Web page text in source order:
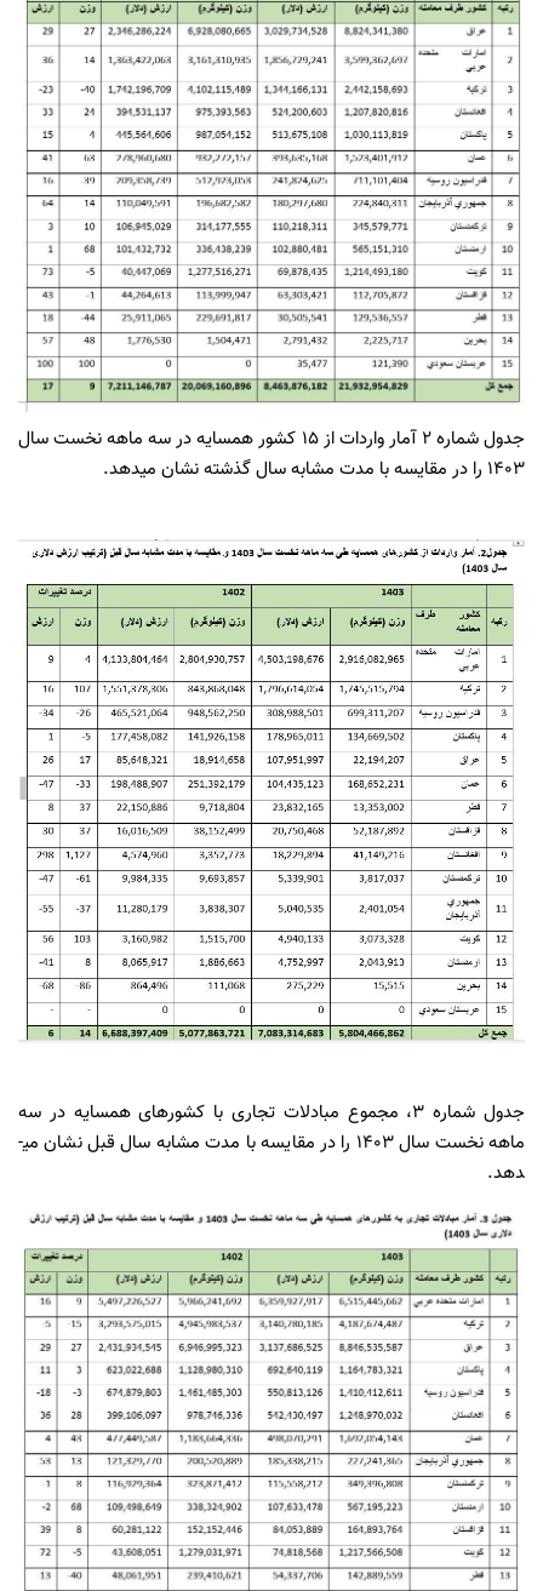
جدول شماره 2 آمار واردات از 15 کشور همسایه در سه ماهه نخست سال
1403 را در مقایسه با مدت مشابه سال گذشته نشان می­دهد.
جدول شماره 3، مجموع مبادلات تجاری با کشورهای همسایه در سه
ماهه نخست سال 1403 را در مقایسه با مدت مشابه سال قبل نشان می­
دهد.